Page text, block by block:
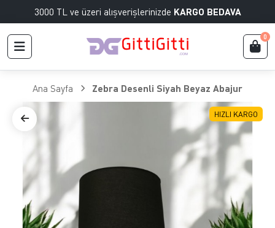
3000 TL ve üzeri alışverişlerinizde KARGO BEDAVA
0
Ana Sayfa Zebra Desenli Siyah Beyaz Abajur
HIZLI KARGO